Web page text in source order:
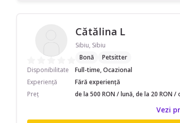
Cătălina L
Sibiu, Sibiu
Bonă
Petsitter
Disponibilitate
Full-time, Ocazional
Experiență
Fără experiență
Preț
de la 500 RON / lună, de la 20 RON /
Vezi